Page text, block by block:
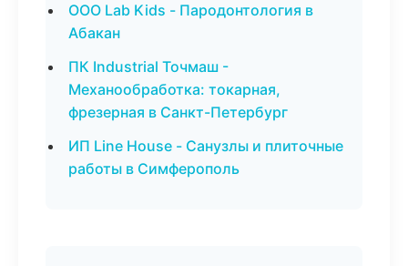
ООО Lab Kids - Пародонтология в
Абакан
ПК Industrial Точмаш -
Механообработка: токарная,
фрезерная в Санкт-Петербург
ИП Line House - Санузлы и плиточные
работы в Симферополь